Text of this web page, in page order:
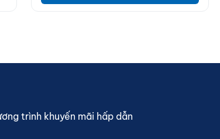
trình khuyến mãi hấp dẫn